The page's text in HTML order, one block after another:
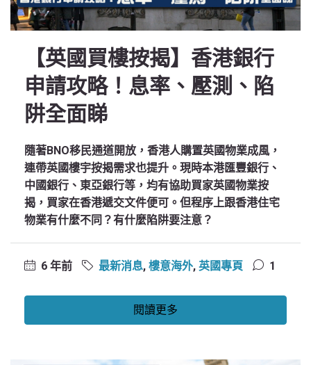
【英國買樓按揭】香港銀行
申請攻略！息率、壓測、陷
阱全面睇
隨著BNO移民通道開放，香港人購置英國物業成風，
連帶英國樓宇按揭需求也提升。現時本港匯豐銀行、
中國銀行、東亞銀行等，均有協助買家英國物業按
揭，買家在香港遞交文件便可。但程序上跟香港住宅
物業有什麼不同？有什麼陷阱要注意？
6 年前 最新消息, 樓意海外, 英國專頁 1
閱讀更多